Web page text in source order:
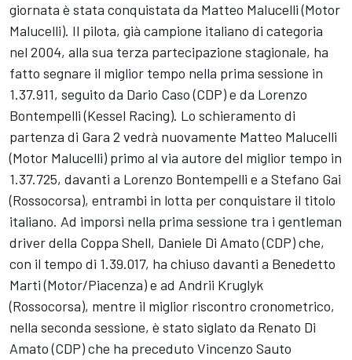
giornata è stata conquistata da Matteo Malucelli (Motor
Malucelli). Il pilota, già campione italiano di categoria
nel 2004, alla sua terza partecipazione stagionale, ha
fatto segnare il miglior tempo nella prima sessione in
1.37.911, seguito da Dario Caso (CDP) e da Lorenzo
Bontempelli (Kessel Racing). Lo schieramento di
partenza di Gara 2 vedrà nuovamente Matteo Malucelli
(Motor Malucelli) primo al via autore del miglior tempo in
1.37.725, davanti a Lorenzo Bontempelli e a Stefano Gai
(Rossocorsa), entrambi in lotta per conquistare il titolo
italiano. Ad imporsi nella prima sessione tra i gentleman
driver della Coppa Shell, Daniele Di Amato (CDP) che,
con il tempo di 1.39.017, ha chiuso davanti a Benedetto
Marti (Motor/Piacenza) e ad Andrii Kruglyk
(Rossocorsa), mentre il miglior riscontro cronometrico,
nella seconda sessione, è stato siglato da Renato Di
Amato (CDP) che ha preceduto Vincenzo Sauto